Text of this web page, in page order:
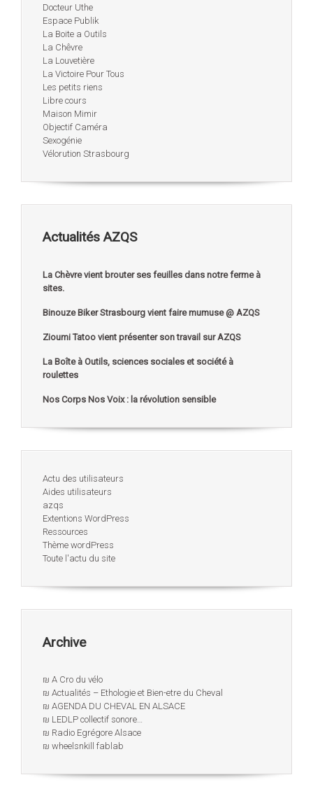
Docteur Uthe
Espace Publik
La Boite a Outils
La Chêvre
La Louvetière
La Victoire Pour Tous
Les petits riens
Libre cours
Maison Mimir
Objectif Caméra
Sexogénie
Vélorution Strasbourg
Actualités AZQS
La Chèvre vient brouter ses feuilles dans notre ferme à
sites.
Binouze Biker Strasbourg vient faire mumuse @ AZQS
Zioumi Tatoo vient présenter son travail sur AZQS
La Boîte à Outils, sciences sociales et société à
roulettes
Nos Corps Nos Voix : la révolution sensible
Actu des utilisateurs
Aides utilisateurs
azqs
Extentions WordPress
Ressources
Thème wordPress
Toute l'actu du site
Archive
₪ A Cro du vélo
₪ Actualités – Ethologie et Bien-etre du Cheval
₪ AGENDA DU CHEVAL EN ALSACE
₪ LEDLP collectif sonore…
₪ Radio Egrégore Alsace
₪ wheelsnkill fablab